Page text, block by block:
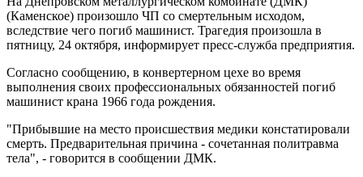
(Каменское) произошло ЧП со смертельным исходом,
вследствие чего погиб машинист. Трагедия произошла в
пятницу, 24 октября, информирует пресс-служба предприятия.
Согласно сообщению, в конвертерном цехе во время
выполнения своих профессиональных обязанностей погиб
машинист крана 1966 года рождения.
"Прибывшие на место происшествия медики констатировали
смерть. Предварительная причина - сочетанная политравма
тела", - говорится в сообщении ДМК.